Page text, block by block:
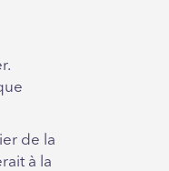
de la
à la